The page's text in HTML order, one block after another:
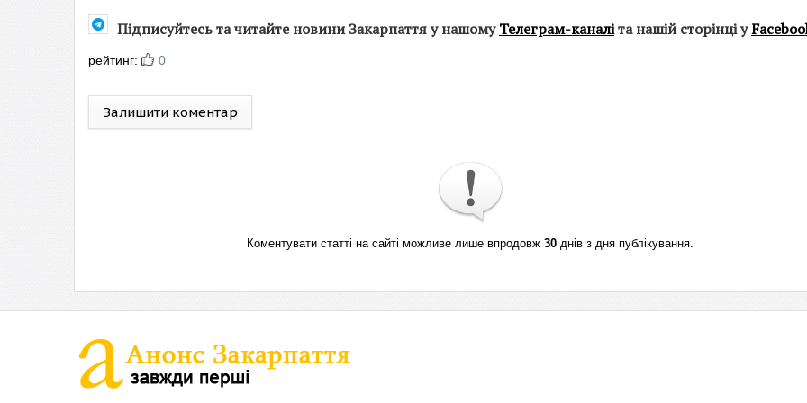
Підписуйтесь та читайте новини Закарпаття у нашомуТелеграм-каналіта нашій сторінці у
рейтинг: 0
Залишити коментар
Коментувати статті на сайті можливе лише впродовж 30 днів з дня публікування.